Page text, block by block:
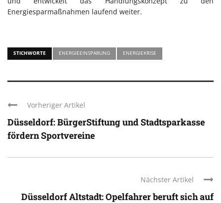
Energiesparmaßnahmen laufend weiter.
STICHWORTE ENERGIEEINSPARUNG ENERGIEKRISE
Vorheriger Artikel
Düsseldorf: BürgerStiftung und Stadtsparkasse
fördern Sportvereine
Nächster Artikel
Düsseldorf Altstadt: Opelfahrer beruft sich auf